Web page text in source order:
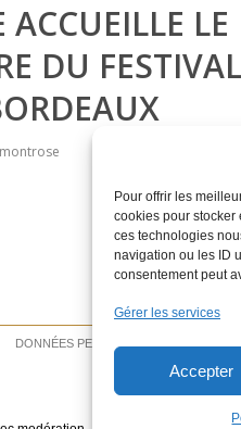
Pour offrir les
cookies pour stocker
ces technologies
navigation ou les ID
consentement peut
Gérer les services
Accepter
LE
DU FESTIVAL
DONNÉES PERSONNELLES